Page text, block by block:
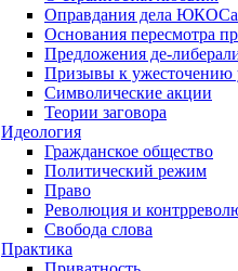
Оправдания дела ЮКОСа
Основания пересмотра
Предложения де-
Призывы к ужесточению
Символические акции
Теории заговора
Идеология
Гражданское общество
Политический режим
Право
Революция и
Свобода слова
Практика